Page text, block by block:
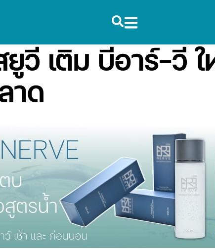
วี เติม บีอาร์-วี
าด